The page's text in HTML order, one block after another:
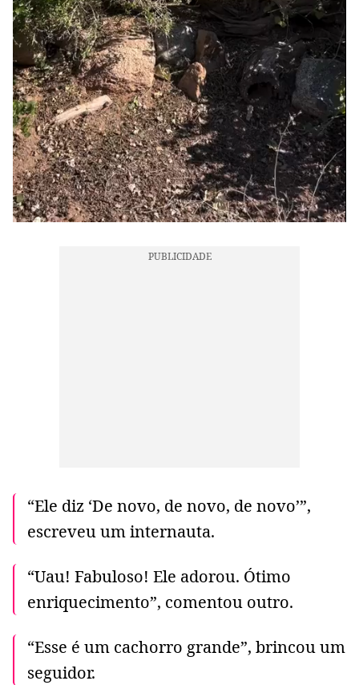
“Ele diz ‘De novo, de novo, de novo’”,
escreveu um internauta.
“Uau! Fabuloso! Ele adorou. Ótimo
enriquecimento”, comentou outro.
“Esse é um cachorro grande”, brincou um
seguidor.